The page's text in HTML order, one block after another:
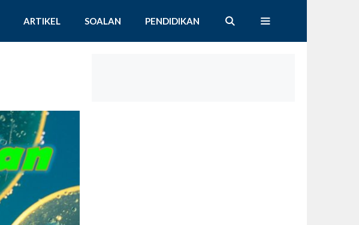
ARTIKEL SOALAN PENDIDIKAN